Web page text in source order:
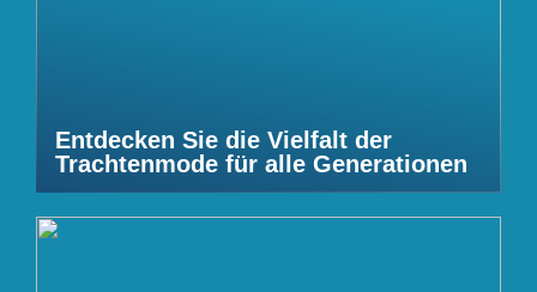
Entdecken Sie die Vielfalt der
Trachtenmode für alle Generationen